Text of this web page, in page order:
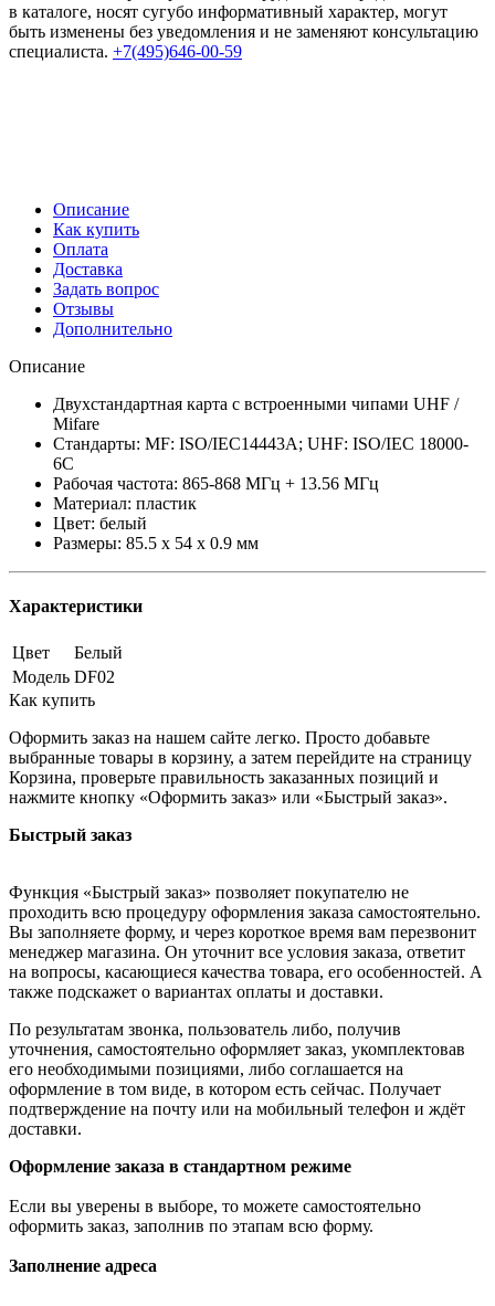
в каталоге, носят сугубо информативный характер, могут
быть изменены без уведомления и не заменяют консультацию
специалиста. +7(495)646-00-59
Описание
Как купить
Оплата
Доставка
Задать вопрос
Отзывы
Дополнительно
Описание
Двухстандартная карта с встроенными чипами UHF /
Mifare
Стандарты: MF: ISO/IEC14443A; UHF: ISO/IEC 18000-
6C
Рабочая частота: 865-868 МГц + 13.56 МГц
Материал: пластик
Цвет: белый
Размеры: 85.5 х 54 х 0.9 мм
Характеристики
Цвет
Белый
Модель DF02
Как купить
Оформить заказ на нашем сайте легко. Просто добавьте
выбранные товары в корзину, а затем перейдите на страницу
Корзина, проверьте правильность заказанных позиций и
нажмите кнопку «Оформить заказ» или «Быстрый заказ».
Быстрый заказ
Функция «Быстрый заказ» позволяет покупателю не
проходить всю процедуру оформления заказа самостоятельно.
Вы заполняете форму, и через короткое время вам перезвонит
менеджер магазина. Он уточнит все условия заказа, ответит
на вопросы, касающиеся качества товара, его особенностей. А
также подскажет о вариантах оплаты и доставки.
По результатам звонка, пользователь либо, получив
уточнения, самостоятельно оформляет заказ, укомплектовав
его необходимыми позициями, либо соглашается на
оформление в том виде, в котором есть сейчас. Получает
подтверждение на почту или на мобильный телефон и ждёт
доставки.
Оформление заказа в стандартном режиме
Если вы уверены в выборе, то можете самостоятельно
оформить заказ, заполнив по этапам всю форму.
Заполнение адреса